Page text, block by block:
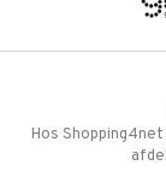
Hos